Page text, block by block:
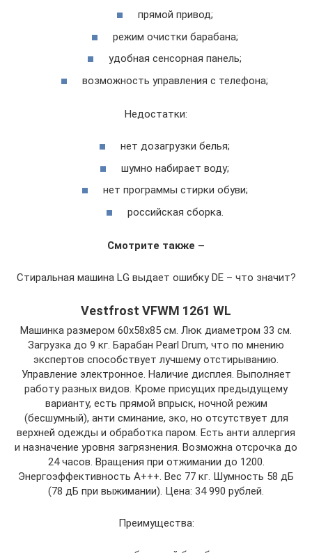
прямой привод;
режим очистки барабана;
удобная сенсорная панель;
возможность управления с телефона;
Недостатки:
нет дозагрузки белья;
шумно набирает воду;
нет программы стирки обуви;
российская сборка.
Смотрите также –
Стиральная машина LG выдает ошибку DE – что значит?
Vestfrost VFWM 1261 WL
Машинка размером 60х58х85 см. Люк диаметром 33 см.
Загрузка до 9 кг. Барабан Pearl Drum, что по мнению
экспертов способствует лучшему отстирыванию.
Управление электронное. Наличие дисплея. Выполняет
работу разных видов. Кроме присущих предыдущему
варианту, есть прямой впрыск, ночной режим
(бесшумный), анти сминание, эко, но отсутствует для
верхней одежды и обработка паром. Есть анти аллергия
и назначение уровня загрязнения. Возможна отсрочка до
24 часов. Вращения при отжимании до 1200.
Энергоэффективность А+++. Вес 77 кг. Шумность 58 дБ
(78 дБ при выжимании). Цена: 34 990 рублей.
Преимущества: